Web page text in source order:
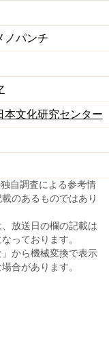
ノパンチ
本文化研究センター
自調査による参考情
のあるものではあり
放送日の欄の記載は
っております。
から機械変換で表示
合があります。